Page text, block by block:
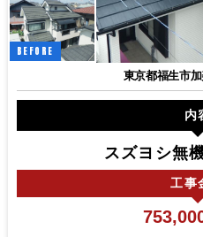
BEFORE
東京都福生市
内
スズヨシ無
工事